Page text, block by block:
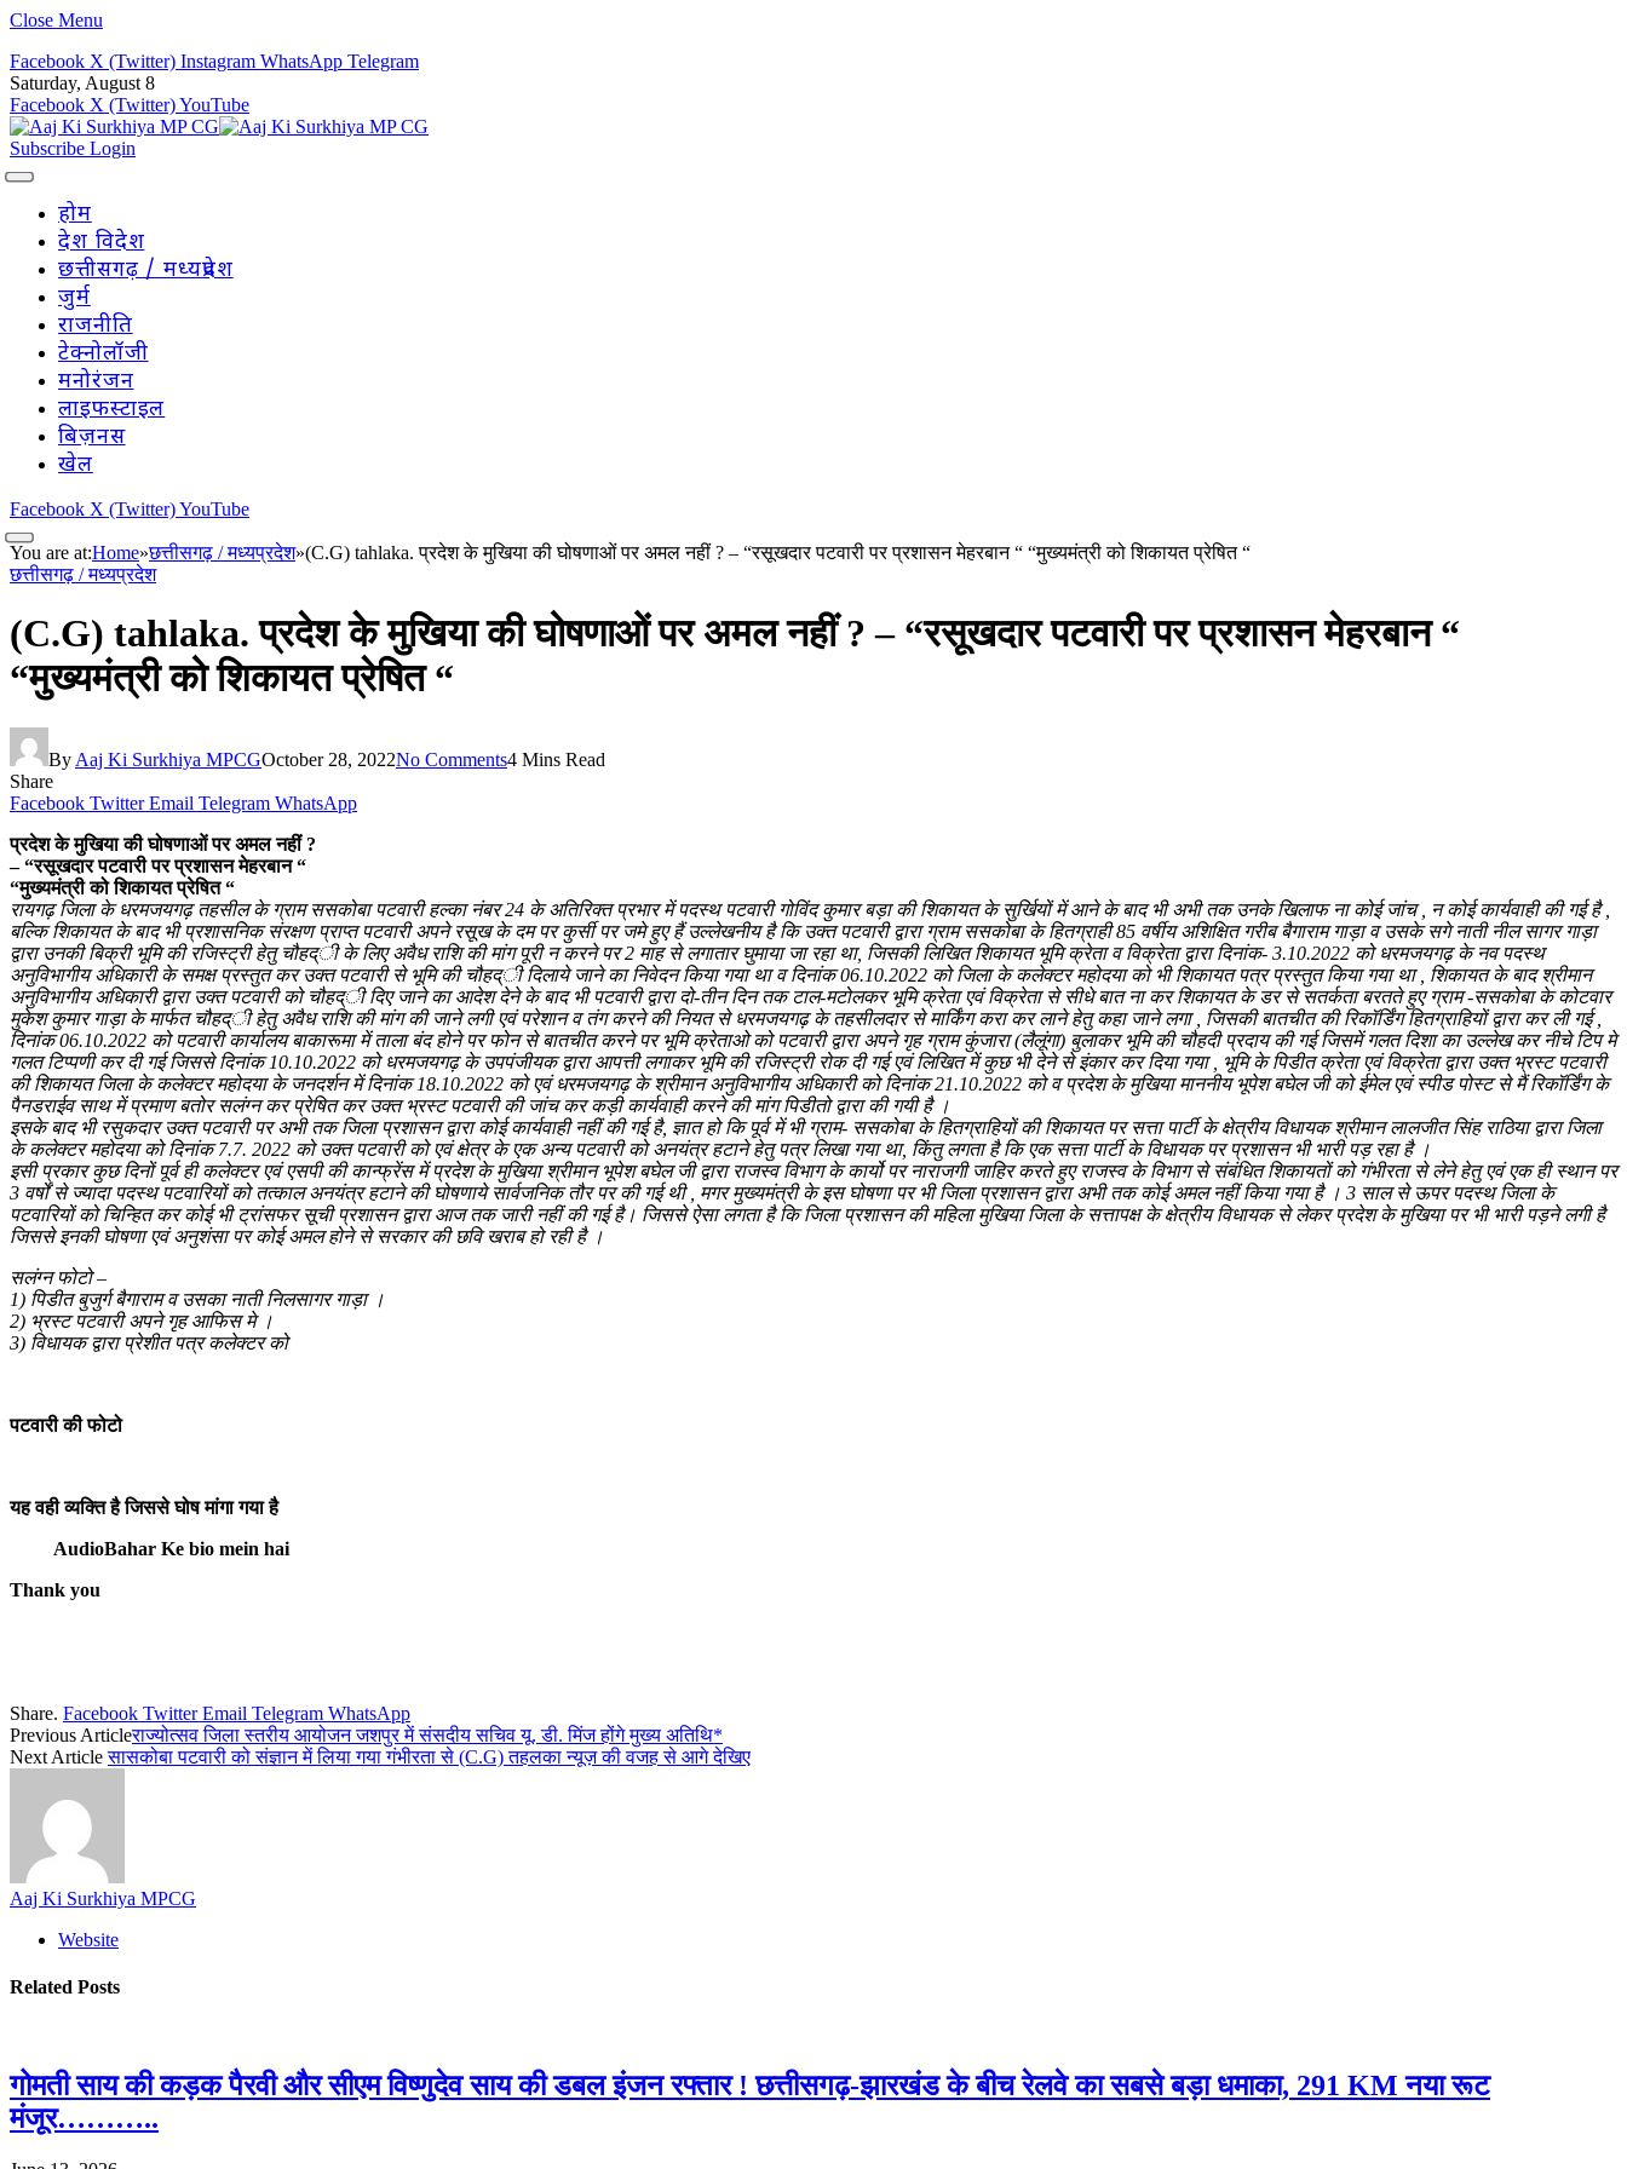
Close Menu
Facebook X (Twitter) Instagram WhatsApp Telegram
Saturday, August 8
Facebook X (Twitter)YouTube
Subscribe Login
होम
देश विदेश
छत्तीसगढ़ / मध्यप्रदेश
जुर्म
राजनीति
टेक्नोलॉजी
मनोरंजन
लाइफस्टाइल
बिज़नस
खेल
Facebook X (Twitter)YouTube
You are at:Home»छत्तीसगढ़ / मध्यप्रदेश»(C.G) tahlaka. प्रदेश के मुखिया की घोषणाओं पर अमल नहीं ? – “रसूखदार पटवारी पर प्रशासन मेहरबान “ “मुख्यमंत्री को शिकायत प्रेषित “
छत्तीसगढ़ / मध्यप्रदेश
(C.G) tahlaka. प्रदेश के मुखिया की घोषणाओं पर अमल नहीं ? – “रसूखदार पटवारी पर प्रशासन मेहरबान “
“मुख्यमंत्री को शिकायत प्रेषित “
By Aaj Ki Surkhiya MPCGOctober 28, 2022No Comments4 Mins Read
Share
Facebook Twitter Email Telegram WhatsApp
प्रदेश के मुखिया की घोषणाओं पर अमल नहीं ?
– “रसूखदार पटवारी पर प्रशासन मेहरबान “
“मुख्यमंत्री को शिकायत प्रेषित “
रायगढ़ जिला के धरमजयगढ़ तहसील के ग्राम ससकोबा पटवारी हल्का नंबर 24 के अतिरिक्त प्रभार में पदस्थ पटवारी गोविंद कुमार बड़ा की शिकायत के सुर्खियों में आने के बाद भी अभी तक उनके खिलाफ ना कोई जांच , न कोई कार्यवाही की गई है ,
बल्कि शिकायत के बाद भी प्रशासनिक संरक्षण प्राप्त पटवारी अपने रसूख के दम पर कुर्सी पर जमे हुए हैं उल्लेखनीय है कि उक्त पटवारी द्वारा ग्राम ससकोबा के हितग्राही 85 वर्षीय अशिक्षित गरीब बैगाराम गाड़ा व उसके सगे नाती नील सागर गाड़ा
द्वारा उनकी बिक्री भूमि की रजिस्ट्री हेतु चौहद्ी के लिए अवैध राशि की मांग पूरी न करने पर 2 माह से लगातार घुमाया जा रहा था, जिसकी लिखित शिकायत भूमि क्रेता व विक्रेता द्वारा दिनांक- 3.10.2022 को धरमजयगढ़ के नव पदस्थ
अनुविभागीय अधिकारी के समक्ष प्रस्तुत कर उक्त पटवारी से भूमि की चौहद्ी दिलाये जाने का निवेदन किया गया था व दिनांक 06.10.2022 को जिला के कलेक्टर महोदया को भी शिकायत पत्र प्रस्तुत किया गया था , शिकायत के बाद श्रीमान
अनुविभागीय अधिकारी द्वारा उक्त पटवारी को चौहद्ी दिए जाने का आदेश देने के बाद भी पटवारी द्वारा दो-तीन दिन तक टाल-मटोलकर भूमि क्रेता एवं विक्रेता से सीधे बात ना कर शिकायत के डर से सतर्कता बरतते हुए ग्राम -ससकोबा के कोटवार
मुकेश कुमार गाड़ा के मार्फत चौहद्ी हेतु अवैध राशि की मांग की जाने लगी एवं परेशान व तंग करने की नियत से धरमजयगढ़ के तहसीलदार से मार्किंग करा कर लाने हेतु कहा जाने लगा , जिसकी बातचीत की रिकॉर्डिंग हितग्राहियों द्वारा कर ली गई ,
दिनांक 06.10.2022 को पटवारी कार्यालय बाकारूमा में ताला बंद होने पर फोन से बातचीत करने पर भूमि क्रेताओ को पटवारी द्वारा अपने गृह ग्राम कुंजारा (लैलूंगा) बुलाकर भूमि की चौहदी प्रदाय की गई जिसमें गलत दिशा का उल्लेख कर नीचे टिप मे
गलत टिप्पणी कर दी गई जिससे दिनांक 10.10.2022 को धरमजयगढ़ के उपपंजीयक द्वारा आपत्ती लगाकर भूमि की रजिस्ट्री रोक दी गई एवं लिखित में कुछ भी देने से इंकार कर दिया गया , भूमि के पिडीत क्रेता एवं विक्रेता द्वारा उक्त भ्रस्ट पटवारी
की शिकायत जिला के कलेक्टर महोदया के जनदर्शन में दिनांक 18.10.2022 को एवं धरमजयगढ़ के श्रीमान अनुविभागीय अधिकारी को दिनांक 21.10.2022 को व प्रदेश के मुखिया माननीय भूपेश बघेल जी को ईमेल एवं स्पीड पोस्ट से मैं रिकॉर्डिंग के
पैनडराईव साथ में प्रमाण बतोर सलंग्न कर प्रेषित कर उक्त भ्रस्ट पटवारी की जांच कर कड़ी कार्यवाही करने की मांग पिडीतो द्वारा की गयी है ।
इसके बाद भी रसुकदार उक्त पटवारी पर अभी तक जिला प्रशासन द्वारा कोई कार्यवाही नहीं की गई है, ज्ञात हो कि पूर्व में भी ग्राम- ससकोबा के हितग्राहियों की शिकायत पर सत्ता पार्टी के क्षेत्रीय विधायक श्रीमान लालजीत सिंह राठिया द्वारा जिला
के कलेक्टर महोदया को दिनांक 7.7. 2022 को उक्त पटवारी को एवं क्षेत्र के एक अन्य पटवारी को अनयंत्र हटाने हेतु पत्र लिखा गया था, किंतु लगता है कि एक सत्ता पार्टी के विधायक पर प्रशासन भी भारी पड़ रहा है ।
इसी प्रकार कुछ दिनों पूर्व ही कलेक्टर एवं एसपी की कान्फ्रेंस में प्रदेश के मुखिया श्रीमान भूपेश बघेल जी द्वारा राजस्व विभाग के कार्यो पर नाराजगी जाहिर करते हुए राजस्व के विभाग से संबंधित शिकायतों को गंभीरता से लेने हेतु एवं एक ही स्थान पर
3 वर्षों से ज्यादा पदस्थ पटवारियों को तत्काल अनयंत्र हटाने की घोषणाये सार्वजनिक तौर पर की गई थी , मगर मुख्यमंत्री के इस घोषणा पर भी जिला प्रशासन द्वारा अभी तक कोई अमल नहीं किया गया है । 3 साल से ऊपर पदस्थ जिला के
पटवारियों को चिन्हित कर कोई भी ट्रांसफर सूची प्रशासन द्वारा आज तक जारी नहीं की गई है। जिससे ऐसा लगता है कि जिला प्रशासन की महिला मुखिया जिला के सत्तापक्ष के क्षेत्रीय विधायक से लेकर प्रदेश के मुखिया पर भी भारी पड़ने लगी है
जिससे इनकी घोषणा एवं अनुशंसा पर कोई अमल होने से सरकार की छवि खराब हो रही है ।
सलंग्न फोटो –
1) पिडीत बुजुर्ग बैगाराम व उसका नाती निलसागर गाड़ा ।
2) भ्रस्ट पटवारी अपने गृह आफिस मे ।
3) विधायक द्वारा प्रेशीत पत्र कलेक्टर को
पटवारी की फोटो
यह वही व्यक्ति है जिससे घोष मांगा गया है
AudioBahar Ke bio mein hai
Thank you
Share. Facebook Twitter Email Telegram WhatsApp
Previous Articleराज्योत्सव जिला स्तरीय आयोजन जशपुर में संसदीय सचिव यू. डी. मिंज होंगे मुख्य अतिथि*
Next Articleसासकोबा पटवारी को संज्ञान में लिया गया गंभीरता से (C.G) तहलका न्यूज़ की वजह से आगे देखिए
Aaj Ki Surkhiya MPCG
Website
Related Posts
गोमती साय की कड़क पैरवी और सीएम विष्णुदेव साय की डबल इंजन रफ्तार ! छत्तीसगढ़-झारखंड के बीच रेलवे का सबसे बड़ा धमाका, 291 KM नया रूट
मंजूर………..